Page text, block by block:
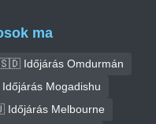
ma
Időjárás Omdurmán
Mogadishu
Melbourne